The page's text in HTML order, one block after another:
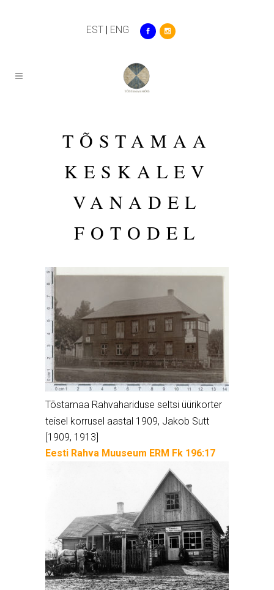
EST | ENG
TÕSTAMAA
KESKALEV
VANADEL
FOTODEL
Tõstamaa Rahvahariduse seltsi üürikorter
teisel korrusel aastal 1909, Jakob Sutt
[1909, 1913]
Eesti Rahva Muuseum ERM Fk 196:17